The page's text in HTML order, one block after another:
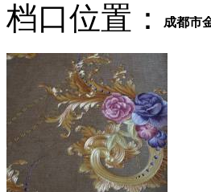
档口位置：